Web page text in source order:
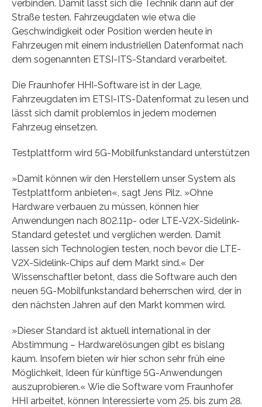
verbinden. Damit lässt sich die Technik dann auf der
Straße testen. Fahrzeugdaten wie etwa die
Geschwindigkeit oder Position werden heute in
Fahrzeugen mit einem industriellen Datenformat nach
dem sogenannten ETSI-ITS-Standard verarbeitet.
Die Fraunhofer HHI-Software ist in der Lage,
Fahrzeugdaten im ETSI-ITS-Datenformat zu lesen und
lässt sich damit problemlos in jedem modernen
Fahrzeug einsetzen.
Testplattform wird 5G-Mobilfunkstandard unterstützen
»Damit können wir den Herstellern unser System als
Testplattform anbieten«, sagt Jens Pilz. »Ohne
Hardware verbauen zu müssen, können hier
Anwendungen nach 802.11p- oder LTE-V2X-Sidelink-
Standard getestet und verglichen werden. Damit
lassen sich Technologien testen, noch bevor die LTE-
V2X-Sidelink-Chips auf dem Markt sind.« Der
Wissenschaftler betont, dass die Software auch den
neuen 5G-Mobilfunkstandard beherrschen wird, der in
den nächsten Jahren auf den Markt kommen wird.
»Dieser Standard ist aktuell international in der
Abstimmung – Hardwarelösungen gibt es bislang
kaum. Insofern bieten wir hier schon sehr früh eine
Möglichkeit, Ideen für künftige 5G-Anwendungen
auszuprobieren.« Wie die Software vom Fraunhofer
HHI arbeitet, können Interessierte vom 25. bis zum 28.